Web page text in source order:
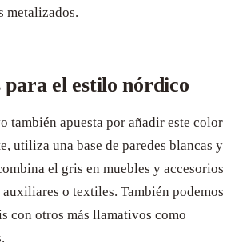
metalizados.
para el estilo nórdico
también apuesta por añadir este color
utiliza una base de paredes blancas y
el gris en muebles y accesorios
auxiliares o textiles. También podemos
con otros más llamativos como